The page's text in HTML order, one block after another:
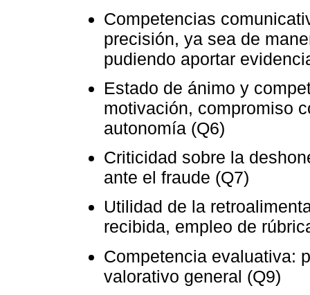
Competencias
precisión, ya sea de
pudiendo aportar
Estado de ánimo y
motivación, compromiso
autonomía (Q6)
Criticidad sobre la
ante el fraude (Q7)
Utilidad de la
recibida, empleo de
Competencia evaluativa:
valorativo general (Q9)